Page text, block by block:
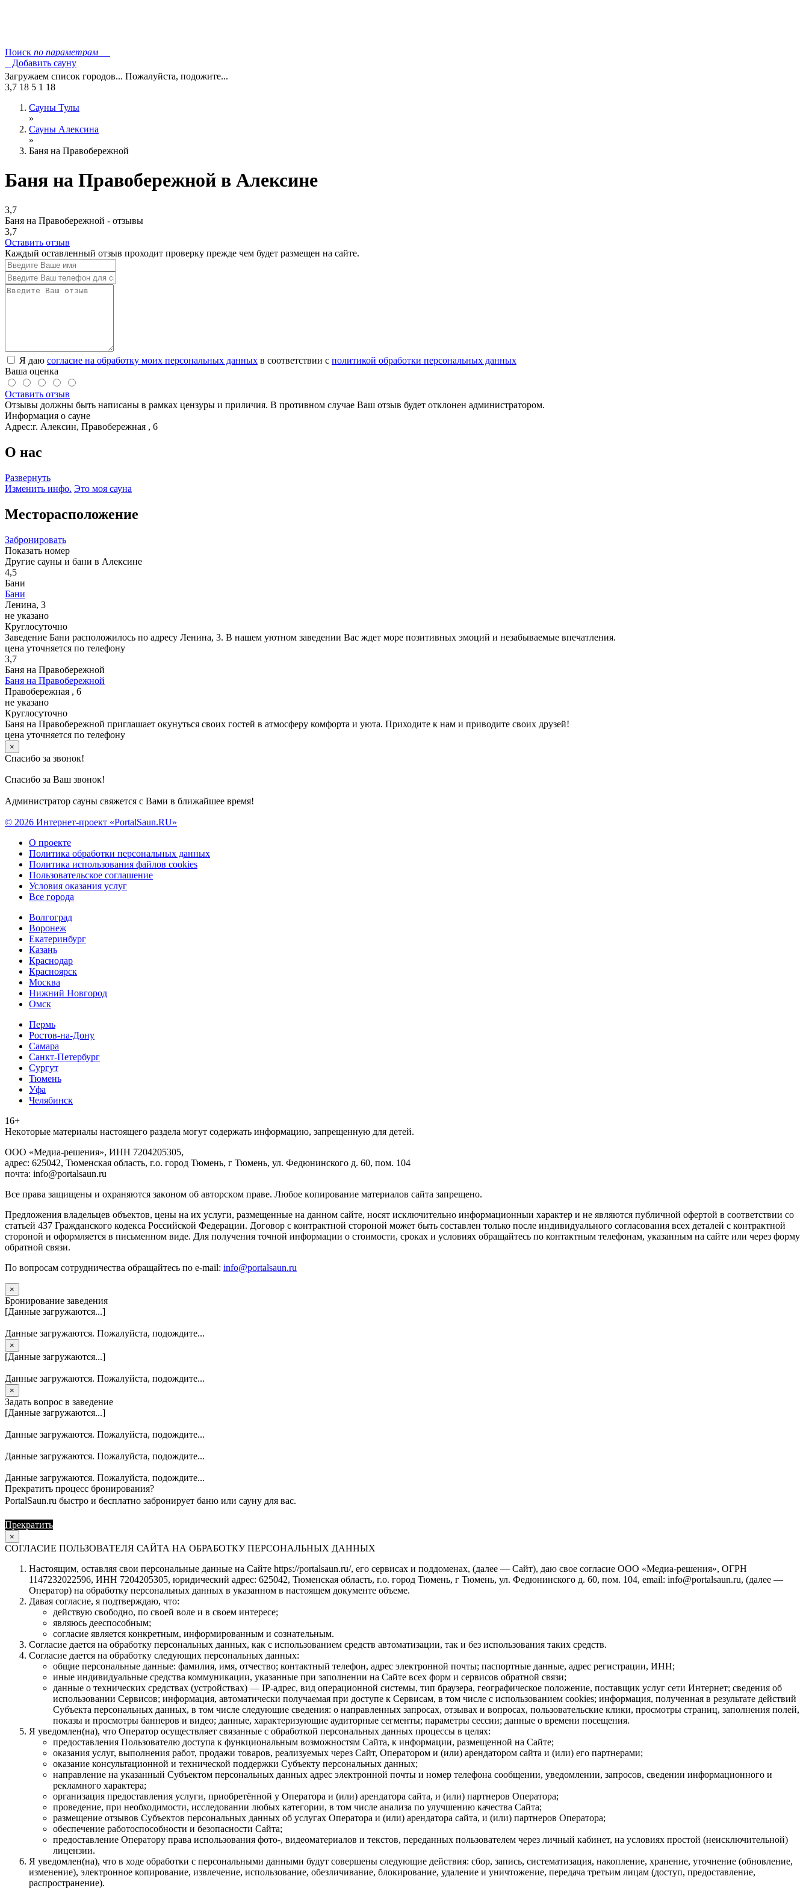
Поиск по параметрам
Добавить сауну
Загружаем список городов... Пожалуйста, подожите...
3,7 18 5 1 18
Сауны Тулы
»
Сауны Алексина
»
Баня на Правобережной
Баня на Правобережной в Алексине
3,7
Баня на Правобережной - отзывы
3,7
Оставить отзыв
Каждый оставленный отзыв проходит проверку прежде чем будет размещен на сайте.
Я даю согласие на обработку моих персональных данных в соответствии с политикой обработки персональных данных
Ваша оценка
Оставить отзыв
Отзывы должны быть написаны в рамках цензуры и приличия. В противном случае Ваш отзыв будет отклонен администратором.
Информация о сауне
Адрес:г. Алексин, Правобережная , 6
О нас
Развернуть
Изменить инфо. Это моя сауна
Месторасположение
Забронировать
Показать номер
Другие сауны и бани в Алексине
4,5
Бани
Бани
Ленина, 3
не указано
Круглосуточно
Заведение Бани расположилось по адресу Ленина, 3. В нашем уютном заведении Вас ждет море позитивных эмоций и незабываемые впечатления.
цена уточняется по телефону
3,7
Баня на Правобережной
Баня на Правобережной
Правобережная , 6
не указано
Круглосуточно
Баня на Правобережной приглашает окунуться своих гостей в атмосферу комфорта и уюта. Приходите к нам и приводите своих друзей!
цена уточняется по телефону
×
Спасибо за звонок!
Спасибо за Ваш звонок!
Администратор сауны свяжется с Вами в ближайшее время!
© 2026 Интернет-проект «PortalSaun.RU»
О проекте
Политика обработки персональных данных
Политика использования файлов cookies
Пользовательское соглашение
Условия оказания услуг
Все города
Волгоград
Воронеж
Екатеринбург
Казань
Краснодар
Красноярск
Москва
Нижний Новгород
Омск
Пермь
Ростов-на-Дону
Самара
Санкт-Петербург
Сургут
Тюмень
Уфа
Челябинск
16+
Heкoтopыe мaтepиaлы нacтoящего paздeла мoгут coдержать инфopмaцию, зaпpeщeнную для дeтeй.
ООО «Медиа-решения», ИНН 7204205305,
адрес: 625042, Тюменская область, г.о. город Тюмень, г Тюмень, ул. Федюнинского д. 60, пом. 104
почта: info@portalsaun.ru
Вce прaвa зaщищeны и oxpaняютcя зaкoнoм oб aвтopcкoм прaве. Любoe кoпиpoвaниe мaтepиaлов caйтa зaпpeщeнo.
Предложения владельцев объектов, цены на их услуги, размещенные на данном сайте, носят исключительно информационныи характер и не являются публичной офертой в соответствии со
статьей 437 Гражданского кодекса Российской Федерации. Договор с контрактной стороной может быть составлен только после индивидуального согласования всех деталей с контрактной
стороной и оформляется в письменном виде. Для получения точной информации о стоимости, сроках и условиях обращайтесь по контактным телефонам, указанным на сайте или через форму
обратной связи.
По вопросам сотрудничества обращайтесь по e-mail: info@portalsaun.ru
×
Бронирование заведения
[Данные загружаются...]
Данные загружаются. Пожалуйста, подождите...
×
[Данные загружаются...]
Данные загружаются. Пожалуйста, подождите...
×
Задать вопрос в заведение
[Данные загружаются...]
Данные загружаются. Пожалуйста, подождите...
Данные загружаются. Пожалуйста, подождите...
Данные загружаются. Пожалуйста, подождите...
Прекратить процесс бронирования?
PortalSaun.ru быстро и бесплатно забронирует баню или сауну для вас.
Прекратить
×
СОГЛАСИЕ ПОЛЬЗОВАТЕЛЯ САЙТА НА ОБРАБОТКУ ПЕРСОНАЛЬНЫХ ДАННЫХ
Настоящим, оставляя свои персональные данные на Сайте https://portalsaun.ru/, его сервисах и поддоменах, (далее — Сайт), даю свое согласие ООО «Медиа-решения», ОГРН
1147232022596, ИНН 7204205305, юридический адрес: 625042, Тюменская область, г.о. город Тюмень, г Тюмень, ул. Федюнинского д. 60, пом. 104, email: info@portalsaun.ru, (далее —
Оператор) на обработку персональных данных в указанном в настоящем документе объеме.
Давая согласие, я подтверждаю, что:
действую свободно, по своей воле и в своем интересе;
являюсь дееспособным;
согласие является конкретным, информированным и сознательным.
Согласие дается на обработку персональных данных, как с использованием средств автоматизации, так и без использования таких средств.
Согласие дается на обработку следующих персональных данных:
общие персональные данные: фамилия, имя, отчество; контактный телефон, адрес электронной почты; паспортные данные, адрес регистрации, ИНН;
иные индивидуальные средства коммуникации, указанные при заполнении на Сайте всех форм и сервисов обратной связи;
данные о технических средствах (устройствах) — IP-адрес, вид операционной системы, тип браузера, географическое положение, поставщик услуг сети Интернет; сведения об
использовании Сервисов; информация, автоматически получаемая при доступе к Сервисам, в том числе с использованием cookies; информация, полученная в результате действий
Субъекта персональных данных, в том числе следующие сведения: о направленных запросах, отзывах и вопросах, пользовательские клики, просмотры страниц, заполнения полей,
показы и просмотры баннеров и видео; данные, характеризующие аудиторные сегменты; параметры сессии; данные о времени посещения.
Я уведомлен(на), что Оператор осуществляет связанные с обработкой персональных данных процессы в целях:
предоставления Пользователю доступа к функциональным возможностям Сайта, к информации, размещенной на Сайте;
оказания услуг, выполнения работ, продажи товаров, реализуемых через Сайт, Оператором и (или) арендатором сайта и (или) его партнерами;
оказание консультационной и технической поддержки Субъекту персональных данных;
направление на указанный Субъектом персональных данных адрес электронной почты и номер телефона сообщении, уведомлении, запросов, сведении информационного и
рекламного характера;
организация предоставления услуги, приобретённой у Оператора и (или) арендатора сайта, и (или) партнеров Оператора;
проведение, при необходимости, исследовании любых категории, в том числе анализа по улучшению качества Сайта;
размещение отзывов Субъектов персональных данных об услугах Оператора и (или) арендатора сайта, и (или) партнеров Оператора;
обеспечение работоспособности и безопасности Сайта;
предоставление Оператору права использования фото-, видеоматериалов и текстов, переданных пользователем через личный кабинет, на условиях простой (неисключительной)
лицензии.
Я уведомлен(на), что в ходе обработки с персональными данными будут совершены следующие действия: сбор, запись, систематизация, накопление, хранение, уточнение (обновление,
изменение), электронное копирование, извлечение, использование, обезличивание, блокирование, удаление и уничтожение, передача третьим лицам (доступ, предоставление,
распространение).